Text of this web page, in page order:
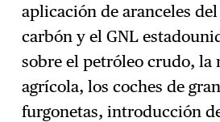
aplicación de aranceles del
carbón y el GNL
sobre el petróleo crudo, la
agrícola, los coches de
furgonetas, introducción